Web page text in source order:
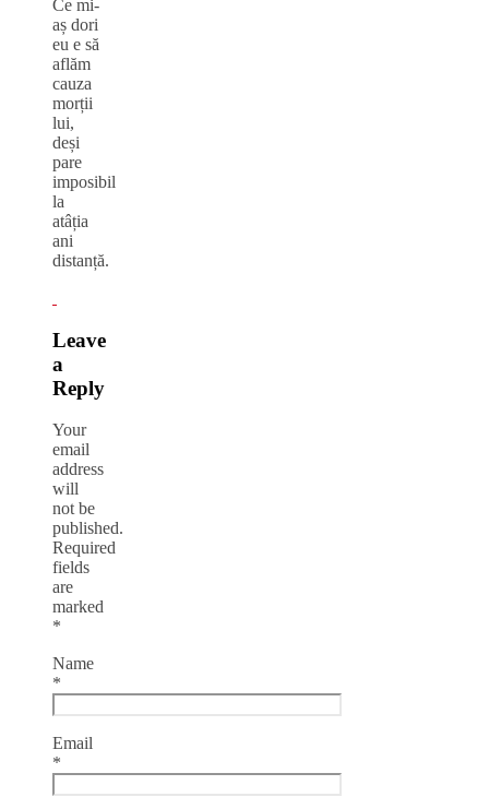
Ce mi-
aș dori
eu e să
aflăm
cauza
morții
lui,
deși
pare
imposibil
la
atâția
ani
distanță.
Leave
a
Reply
Your
email
address
will
not be
published.
Required
fields
are
marked
*
Name
*
Email
*